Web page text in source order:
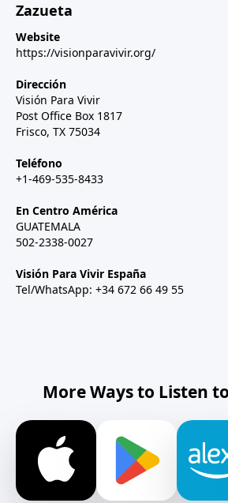
Zazueta
Website
https://visionparavivir.org/
Dirección
Visión Para Vivir
Post Office Box 1817
Frisco, TX 75034
Teléfono
+1-469-535-8433
En Centro América
GUATEMALA
502-2338-0027
Visión Para Vivir España
Tel/WhatsApp: +34 672 66 49 55
More Ways to Listen